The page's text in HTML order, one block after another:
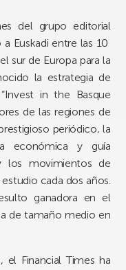
del grupo editorial
Euskadi entre las 10
sur de Europa para la
la estrategia de
in the Basque
de las regiones de
periódico, la
económica y guía
los movimientos de
cada dos años.
ganadora en el
de tamaño medio en
el Financial Times ha